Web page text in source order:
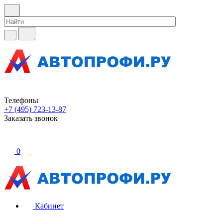
Телефоны
+7 (495) 723-13-87
Заказать звонок
0
Кабинет